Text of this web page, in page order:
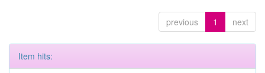
previous 1 next
Item hits: